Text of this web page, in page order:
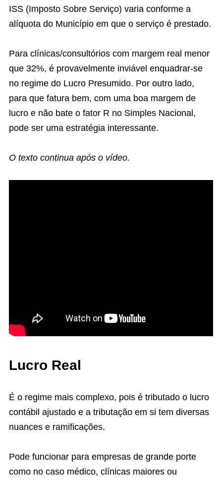
ISS (Imposto Sobre Serviço) varia conforme a
alíquota do Município em que o serviço é prestado.
Para clínicas/consultórios com margem real menor
que 32%, é provavelmente inviável enquadrar-se
no regime do Lucro Presumido. Por outro lado,
para que fatura bem, com uma boa margem de
lucro e não bate o fator R no Simples Nacional,
pode ser uma estratégia interessante.
O texto continua após o vídeo.
Lucro Real
É o regime mais complexo, pois é tributado o lucro
contábil ajustado e a tributação em si tem diversas
nuances e ramificações.
Pode funcionar para empresas de grande porte
como no caso médico, clínicas maiores ou